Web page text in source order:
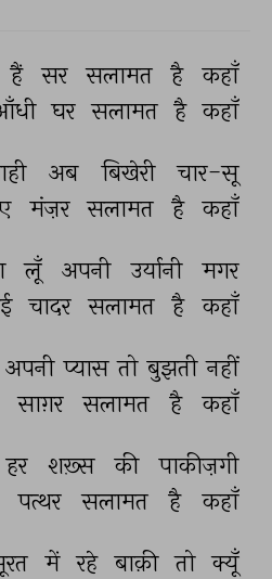
हैं सर सलामत है
कहाँ
घर सलामत है कहाँ
अब बिखेरी
चार-सू
मंज़र सलामत है कहाँ
लूँ अपनी उर्यानी
मगर
चादर सलामत है कहाँ
अपनी प्यास तो बुझती नहीं
साग़र सलामत है कहाँ
हर शख़्स की
पाकीज़गी
पत्थर सलामत है कहाँ
में रहे बाक़ी तो क्यूँ